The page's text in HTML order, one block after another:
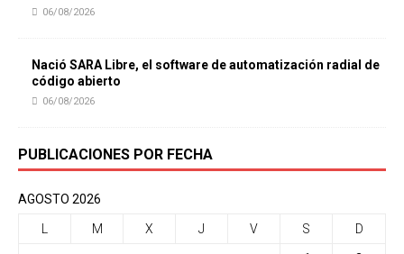
06/08/2026
Nació SARA Libre, el software de automatización radial de
código abierto
06/08/2026
PUBLICACIONES POR FECHA
AGOSTO 2026
M X J V S D